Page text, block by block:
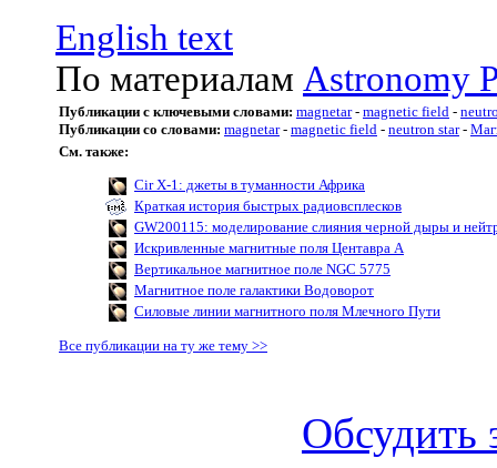
English text
По материалам Astronomy
Публикации с ключевыми словами: magnetar- magnetic field -
Публикации со словами: magnetar- magnetic field - neutron star-
См. также:
Cir X-1: джеты в туманности Африка
Краткая история быстрых радиовсплесков
GW200115: моделирование слияния черной дыры и
Искривленные магнитные поля Центавра А
Вертикальное магнитное поле NGC 5775
Магнитное поле галактики Водоворот
Силовые линии магнитного поля Млечного Пути
Все публикации на ту же тему >>
Обсудить